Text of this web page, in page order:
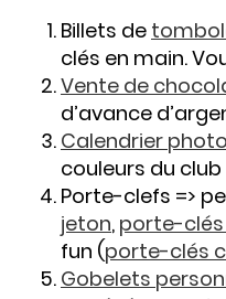
Billets de
clés en main.
Vente de
d’avance
Calendrier
couleurs du club
Porte-clefs =>
jeton, porte-
fun (porte-clés
Gobelets